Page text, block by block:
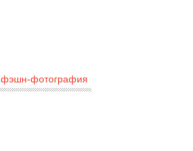
фэшн-фотография